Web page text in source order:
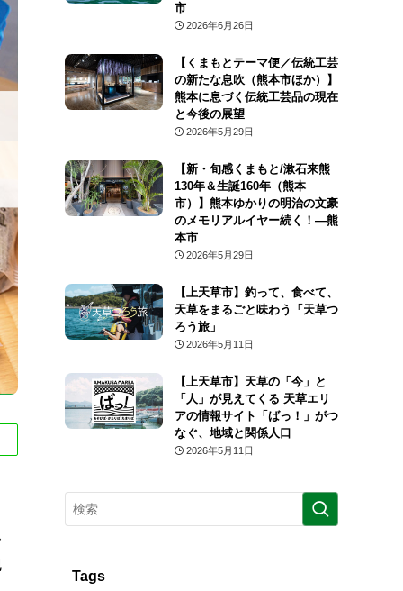
市
2026年6月26日
【くまもとテーマ便／伝統工芸
の新たな息吹（熊本市ほか）】
熊本に息づく伝統工芸品の現在
と今後の展望
2026年5月29日
【新・旬感くまもと/漱石来熊
130年＆生誕160年（熊本
市）】熊本ゆかりの明治の文豪
のメモリアルイヤー続く！―熊
本市
2026年5月29日
【上天草市】釣って、食べて、
天草をまるごと味わう「天草つ
ろう旅」
2026年5月11日
【上天草市】天草の「今」と
「人」が見えてくる 天草エリ
アの情報サイト「ばっ！」がつ
なぐ、地域と関係人口
2026年5月11日
Tags